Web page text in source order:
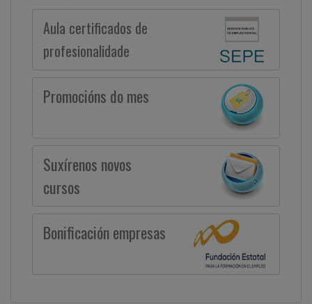
Aula certificados de
profesionalidade
Promocións do mes
Suxírenos novos
cursos
Bonificación empresas